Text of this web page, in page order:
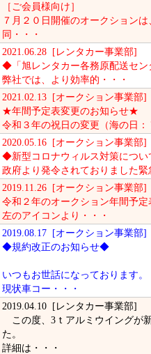
［ご会員様向け］
７月２０日開催のオークション
同・・・
2021.06.28 [レンタカー事業部]
◆「旭レンタカー各務原配送セ
弊社では、より効率的・・・
2021.02.13 [オークション事業部]
★年間予定表変更のお知らせ★
令和３年の祝日の変更（海の日：
2020.05.16 [オークション事業部]
◆新型コロナウィルス対策につ
政府より発令されておりました緊
2019.11.26 [オークション事業部]
令和２年のオークション年間予定
左のアイコンより・・・
2019.08.17 [オークション事業部]
◆規約改正のお知らせ◆
いつもお世話になっております。
現状車コー・・・
2019.04.10 [レンタカー事業部]
この度、3ｔアルミウイングが
た。
詳細は・・・